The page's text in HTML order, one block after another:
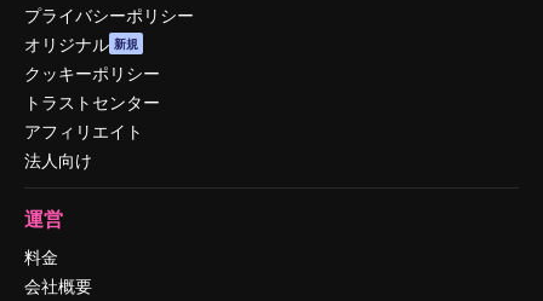
プライバシーポリシー
オリジナル 新規
クッキーポリシー
トラストセンター
アフィリエイト
法人向け
運営
料金
会社概要